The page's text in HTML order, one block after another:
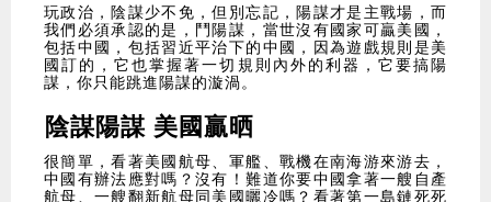
玩政治，陰謀少不免，但別忘記，陽謀才是主戰場，而
我們必須承認的是，鬥陽謀，當世沒有國家可贏美國，
包括中國，包括習近平治下的中國，因為遊戲規則是美
國訂的，它也掌握著一切規則內外的利器，它要搞陽
謀，你只能跳進陽謀的漩渦。
陰謀陽謀 美國贏晒
很簡單，看著美國航母、軍艦、戰機在南海游來游去，
中國有辦法應對嗎？沒有！難道你要中國拿著一艘自產
航母、一艘翻新航母同美國曬冷嗎？看著第一島鏈死死